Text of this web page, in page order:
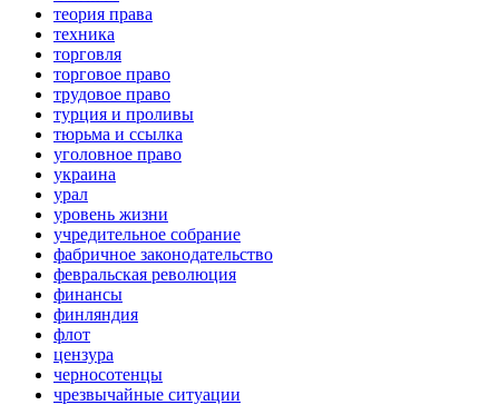
теория права
техника
торговля
торговое право
трудовое право
турция и проливы
тюрьма и ссылка
уголовное право
украина
урал
уровень жизни
учредительное собрание
фабричное законодательство
февральская революция
финансы
финляндия
флот
цензура
черносотенцы
чрезвычайные ситуации